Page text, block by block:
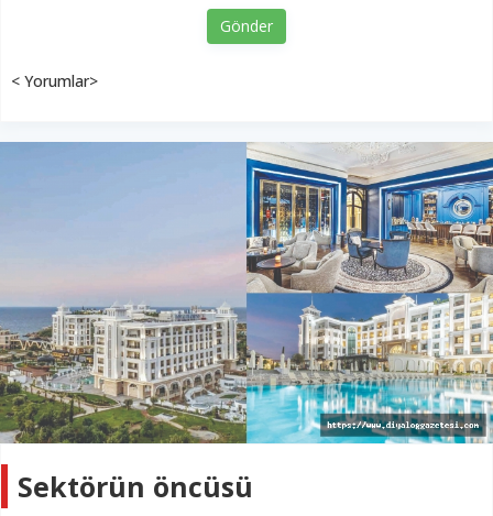
Gönder
< Yorumlar>
Sektörün öncüsü